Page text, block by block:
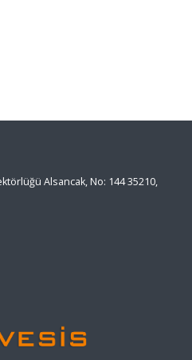
Alsancak, No: 144 35210,